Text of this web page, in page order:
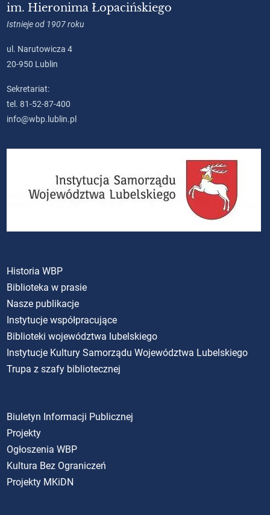
im. Hieronima Łopacińskiego
Istnieje od 1907 roku
ul. Narutowicza 4
20-950 Lublin
Sekretariat:
tel. 81-52-87-400
info@wbp.lublin.pl
Historia WBP
Biblioteka w prasie
Nasze publikacje
Instytucje współpracujące
Biblioteki województwa lubelskiego
Instytucje Kultury Samorządu Województwa Lubelskiego
Trupa z szafy bibliotecznej
Biuletyn Informacji Publicznej
Projekty
Ogłoszenia WBP
Kultura Bez Ograniczeń
Projekty MKiDN